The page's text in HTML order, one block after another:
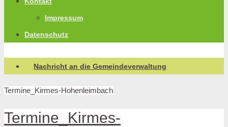
Impressum
Datenschutz
Nachricht an die Gemeindeverwaltung
Termine_Kirmes-Hohenleimbach
Termine_Kirmes-